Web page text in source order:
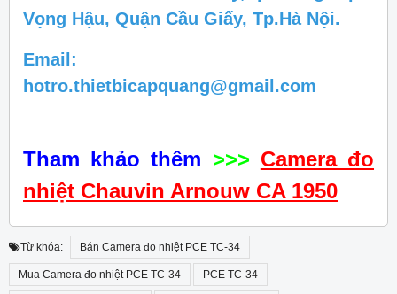
Vọng Hậu, Quận Cầu Giấy, Tp.Hà Nội.
Email:
hotro.thietbicapquang@gmail.com
Tham khảo thêm >>> Camera đo
nhiệt Chauvin Arnouw CA 1950
Từ khóa: Bán Camera đo nhiệt PCE TC-34
Mua Camera đo nhiệt PCE TC-34 PCE TC-34